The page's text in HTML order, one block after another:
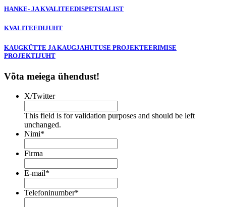
HANKE- JA KVALITEEDISPETSIALIST
KVALITEEDIJUHT
KAUGKÜTTE JA KAUGJAHUTUSE PROJEKTEERIMISE
PROJEKTIJUHT
Võta meiega ühendust!
X/Twitter
This field is for validation purposes and should be left
unchanged.
Nimi*
Firma
E-mail*
Telefoninumber*